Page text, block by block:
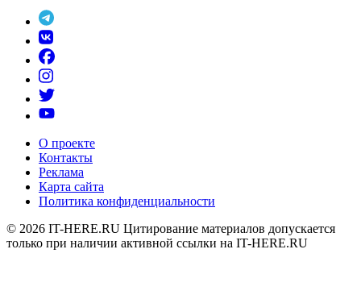
О проекте
Контакты
Реклама
Карта сайта
Политика конфиденциальности
© 2026 IT-HERE.RU Цитирование материалов допускается
только при наличии активной ссылки на IT-HERE.RU